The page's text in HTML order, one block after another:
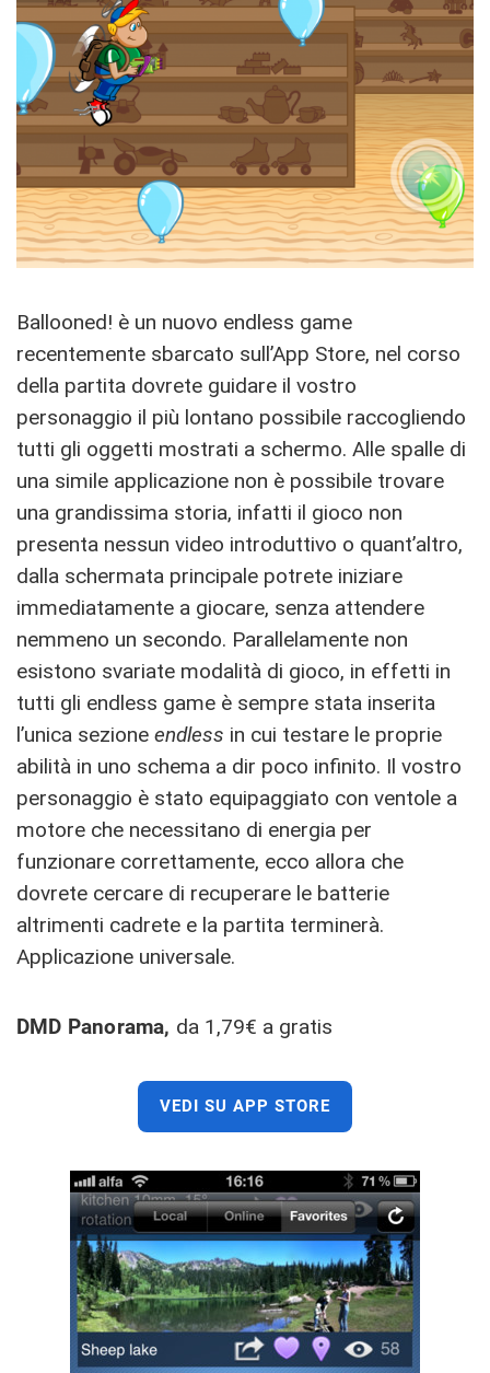
Ballooned! è un nuovo endless game
recentemente sbarcato sull’App Store, nel corso
della partita dovrete guidare il vostro
personaggio il più lontano possibile raccogliendo
tutti gli oggetti mostrati a schermo. Alle spalle di
una simile applicazione non è possibile trovare
una grandissima storia, infatti il gioco non
presenta nessun video introduttivo o quant’altro,
dalla schermata principale potrete iniziare
immediatamente a giocare, senza attendere
nemmeno un secondo. Parallelamente non
esistono svariate modalità di gioco, in effetti in
tutti gli endless game è sempre stata inserita
l’unica sezione endless in cui testare le proprie
abilità in uno schema a dir poco infinito. Il vostro
personaggio è stato equipaggiato con ventole a
motore che necessitano di energia per
funzionare correttamente, ecco allora che
dovrete cercare di recuperare le batterie
altrimenti cadrete e la partita terminerà.
Applicazione universale.
DMD Panorama, da 1,79€ a gratis
VEDI SU APP STORE